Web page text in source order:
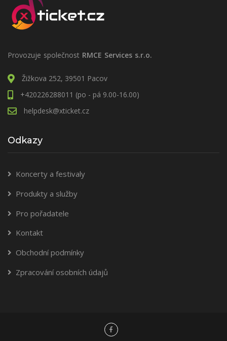
Provozuje společnost RMCE Services s.r.o.
Žižkova 252, 39501 Pacov
+420226288011 (po - pá 9.00-16.00)
helpdesk@xticket.cz
Odkazy
Koncerty a festivaly
Produkty a služby
Pro pořadatele
Kontakt
Obchodní podmínky
Zpracování osobních údajů